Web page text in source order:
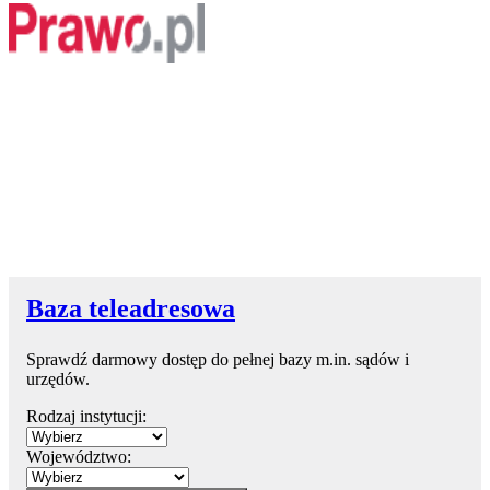
Baza teleadresowa
Sprawdź darmowy dostęp do pełnej bazy m.in. sądów i
urzędów.
Rodzaj instytucji:
Województwo: